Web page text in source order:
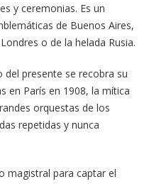
y ceremonias. Es un
de Buenos Aires,
o de la helada Rusia.
del presente se recobra su
en París en 1908, la mítica
orquestas de los
repetidas y nunca
magistral para captar el